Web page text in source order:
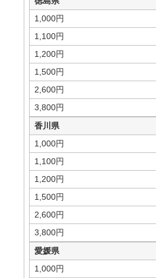
1,000円
1,100円
1,200円
1,500円
2,600円
3,800円
香川県
1,000円
1,100円
1,200円
1,500円
2,600円
3,800円
愛媛県
1,000円